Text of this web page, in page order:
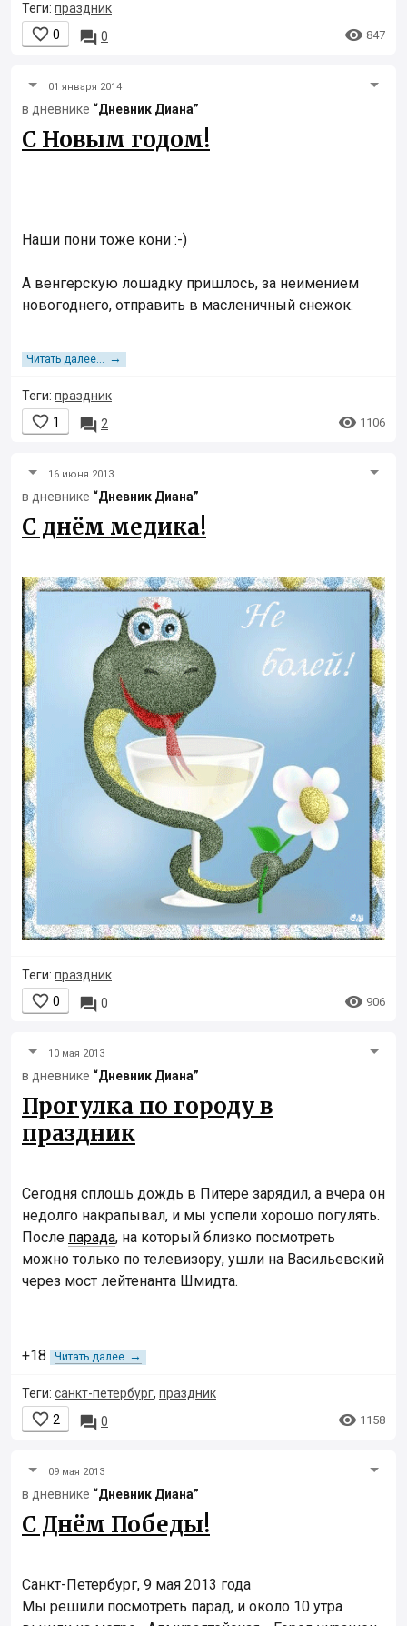
Теги: праздник
 0  0  847
01 января 2014
в дневнике “Дневник Диана”
С Новым годом!
Наши пони тоже кони :-)
А венгерскую лошадку пришлось, за неимением
новогоднего, отправить в масленичный снежок.
Читать далее... →
Теги: праздник
 1  2  1106
16 июня 2013
в дневнике “Дневник Диана”
С днём медика!
Теги: праздник
 0  0  906
10 мая 2013
в дневнике “Дневник Диана”
Прогулка по городу в
праздник
Сегодня сплошь дождь в Питере зарядил, а вчера он
недолго накрапывал, и мы успели хорошо погулять.
После парада, на который близко посмотреть
можно только по телевизору, ушли на Васильевский
через мост лейтенанта Шмидта.
+18 Читать далее →
Теги: санкт-петербург, праздник
 2  0  1158
09 мая 2013
в дневнике “Дневник Диана”
С Днём Победы!
Санкт-Петербург, 9 мая 2013 года
Мы решили посмотреть парад, и около 10 утра